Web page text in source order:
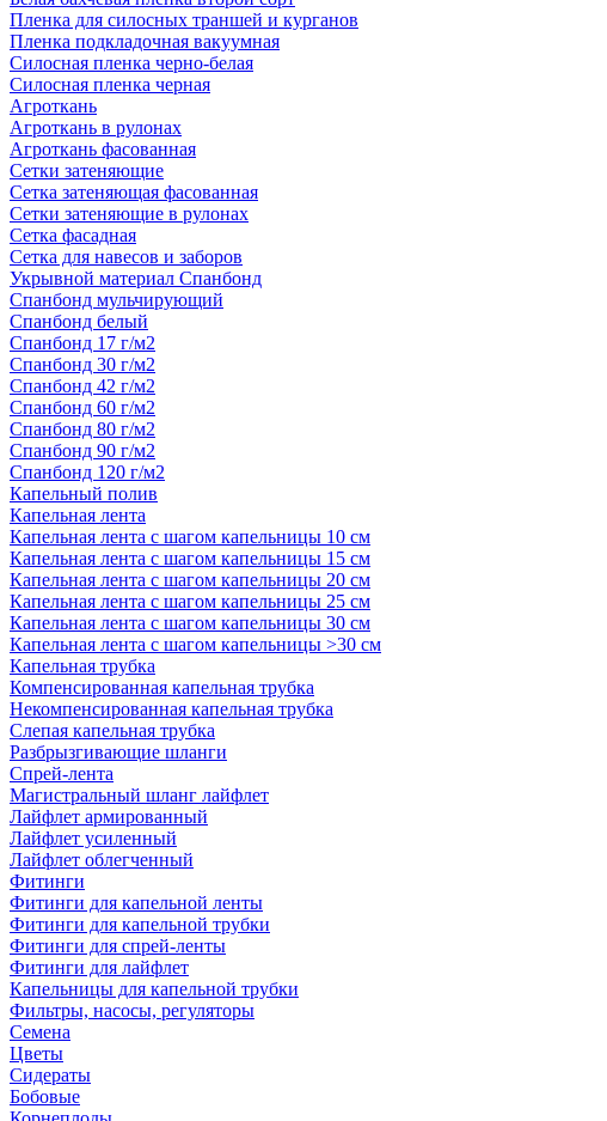
Пленка для силосных траншей и курганов
Пленка подкладочная вакуумная
Силосная пленка черно-белая
Силосная пленка черная
Агроткань
Агроткань в рулонах
Агроткань фасованная
Сетки затеняющие
Сетка затеняющая фасованная
Сетки затеняющие в рулонах
Сетка фасадная
Сетка для навесов и заборов
Укрывной материал Спанбонд
Спанбонд мульчирующий
Спанбонд белый
Спанбонд 17 г/м2
Спанбонд 30 г/м2
Спанбонд 42 г/м2
Спанбонд 60 г/м2
Спанбонд 80 г/м2
Спанбонд 90 г/м2
Спанбонд 120 г/м2
Капельный полив
Капельная лента
Капельная лента с шагом капельницы 10 см
Капельная лента с шагом капельницы 15 см
Капельная лента с шагом капельницы 20 см
Капельная лента с шагом капельницы 25 см
Капельная лента с шагом капельницы 30 см
Капельная лента с шагом капельницы >30 см
Капельная трубка
Компенсированная капельная трубка
Некомпенсированная капельная трубка
Слепая капельная трубка
Разбрызгивающие шланги
Спрей-лента
Магистральный шланг лайфлет
Лайфлет армированный
Лайфлет усиленный
Лайфлет облегченный
Фитинги
Фитинги для капельной ленты
Фитинги для капельной трубки
Фитинги для спрей-ленты
Фитинги для лайфлет
Капельницы для капельной трубки
Фильтры, насосы, регуляторы
Семена
Цветы
Сидераты
Бобовые